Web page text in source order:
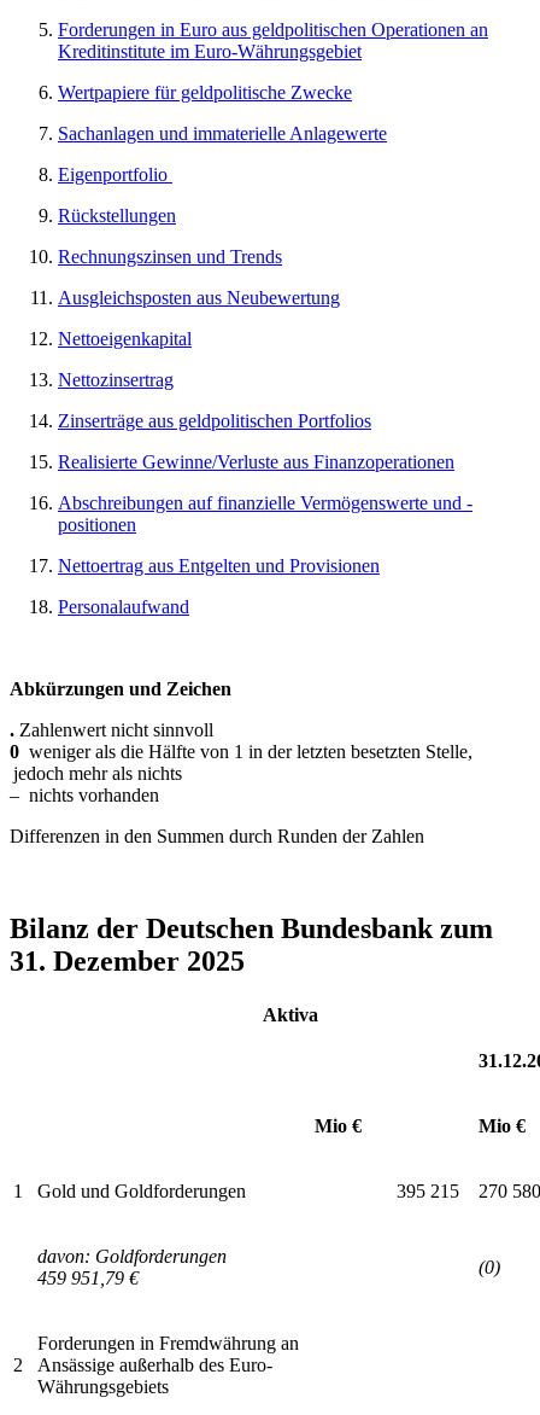
Forderungen in Euro aus geldpolitischen Operationen an
Kreditinstitute im Euro-Währungsgebiet
Wertpapiere für geldpolitische Zwecke
Sachanlagen und immaterielle Anlagewerte
Eigenportfolio
Rückstellungen
Rechnungszinsen und Trends
Ausgleichsposten aus Neubewertung
Nettoeigenkapital
Nettozinsertrag
Zinserträge aus geldpolitischen Portfolios
Realisierte Gewinne/Verluste aus Finanzoperationen
Abschreibungen auf finanzielle Vermögenswerte und -
positionen
Nettoertrag aus Entgelten und Provisionen
Personalaufwand
Abkürzungen und Zeichen
. Zahlenwert nicht sinnvoll
0 weniger als die Hälfte von 1 in der letzten besetzten Stelle,
jedoch mehr als nichts
– nichts vorhanden
Differenzen in den Summen durch Runden der Zahlen
Bilanz der Deutschen Bundesbank zum
31. Dezember 2025
Aktiva
Mio € Mio €
1 Gold und Goldforderungen 395 215 270 580
davon: Goldforderungen
459 951,79 €
(0)
2
Forderungen in Fremdwährung an
Ansässige außerhalb des Euro-
Währungsgebiets